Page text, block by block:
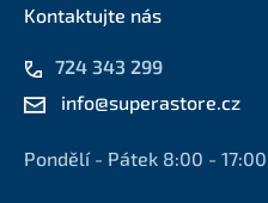
Kontaktujte nás
724 343 299
info@superastore.cz
Pondělí - Pátek 8:00 - 17:00